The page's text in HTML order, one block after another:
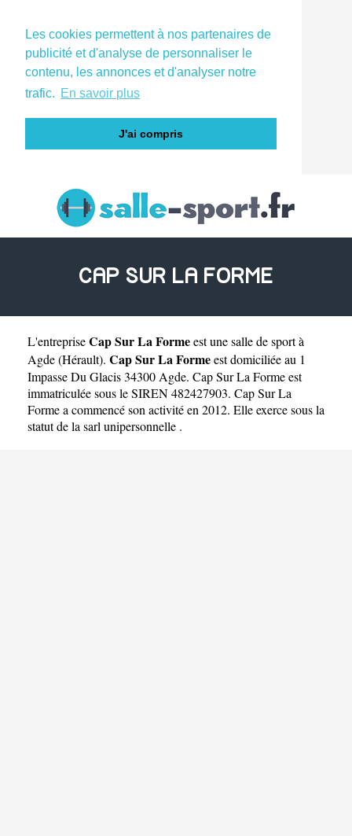
Les cookies permettent à nos partenaires de
publicité et d'analyse de personnaliser le
contenu, les annonces et d'analyser notre
trafic. En savoir plus
J'ai compris
CAP SUR LA FORME
L'entrepriseCap Sur La Formeest unesalle de sport à
Agde(Hérault). Cap Sur La Formeest domiciliée au 1
Impasse Du Glacis 34300 Agde. Cap Sur La Forme est
immatriculée sous le SIREN 482427903. Cap Sur La
Forme a commencé son activité en 2012. Elle exerce sous la
statut de la sarl unipersonnelle .